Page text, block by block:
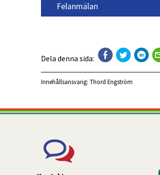
Felanmälan
Dela denna sida:
Innehållsansvarig: Thord Engström